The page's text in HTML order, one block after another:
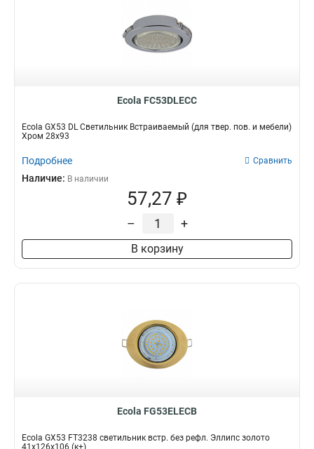
Ecola FC53DLECC
Ecola GX53 DL Светильник Встраиваемый (для твер. пов. и мебели)
Хром 28х93
Подробнее Сравнить
Наличие: В наличии
57,27 ₽
– +
В корзину
Ecola FG53ELECB
Ecola GX53 FT3238 светильник встр. без рефл. Эллипс золото
41x126x106 (к+)